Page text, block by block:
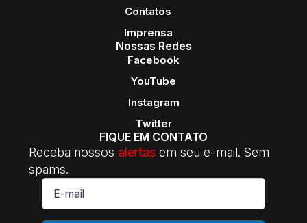
Contatos
Imprensa
Nossas Redes
Facebook
YouTube
Instagram
Twitter
FIQUE EM CONTATO
Receba nossos alertas em seu e-mail. Sem
spams.
E-
mail